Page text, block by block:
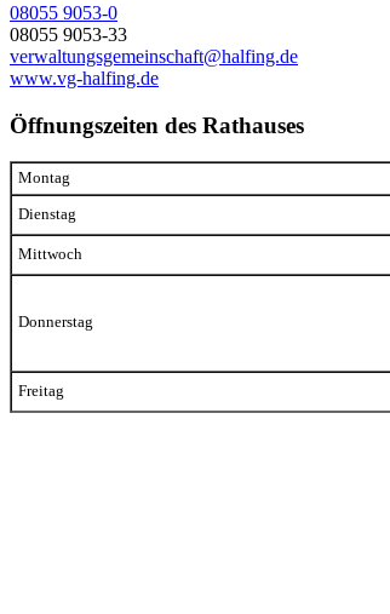
08055 9053-0
08055 9053-33
verwaltungsgemeinschaft@halfing.de
www.vg-halfing.de
Öffnungszeiten des Rathauses
Montag
Dienstag
Mittwoch
Donnerstag
Freitag